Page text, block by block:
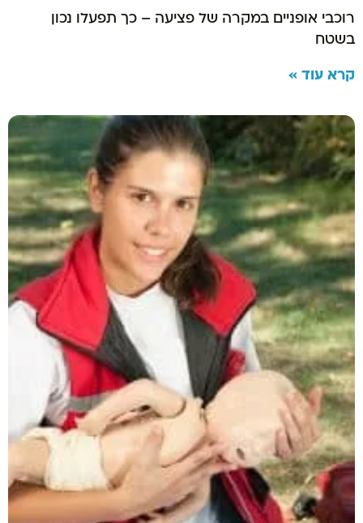
רוכבי אופניים במקרה של פציעה – כך תפעלו נכון
בשטח
קרא עוד »